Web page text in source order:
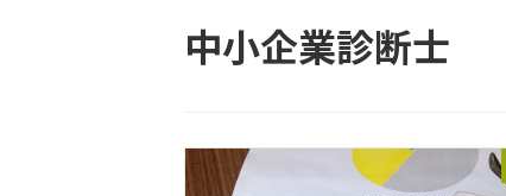
中小企業診断士